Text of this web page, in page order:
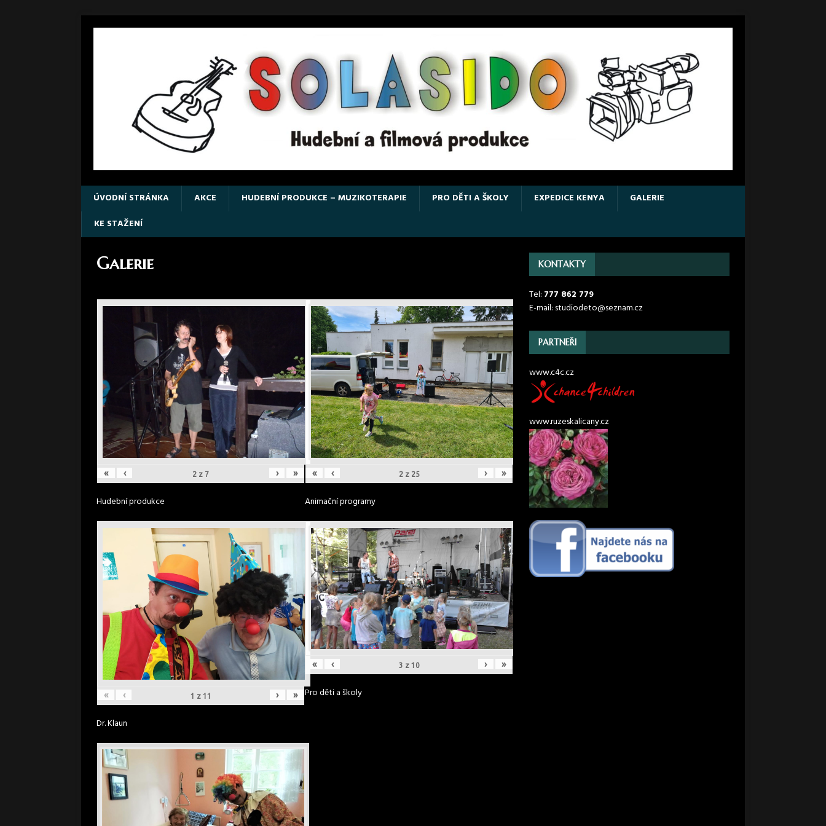
ÚVODNÍ STRÁNKA AKCE HUDEBNÍ PRODUKCE – MUZIKOTERAPIE PRO DĚTI A ŠKOLY EXPEDICE KENYA
GALERIE
KE STAŽENÍ
Galerie
« ‹ 2 z 7 › »
Hudební produkce
« ‹ 1 z 11 › »
Dr. Klaun
« ‹ 2z 25 › »
Animační programy
« ‹ 3 z 10 › »
Pro děti a školy
KONTAKTY
Tel: 777 862 779
E-mail: studiodeto@seznam.cz
PARTNEŘI
www.c4c.cz
www.ruzeskalicany.cz